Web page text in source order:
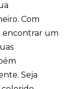
Com
encontrar um
Seja